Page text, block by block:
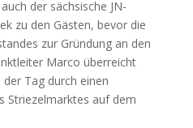
der sächsische JN-
zu den Gästen, bevor die
zur Gründung an den
Marco überreicht
Tag durch einen
Striezelmarktes auf dem